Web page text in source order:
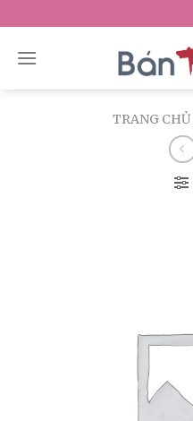
to
content
TRANG CHỦ